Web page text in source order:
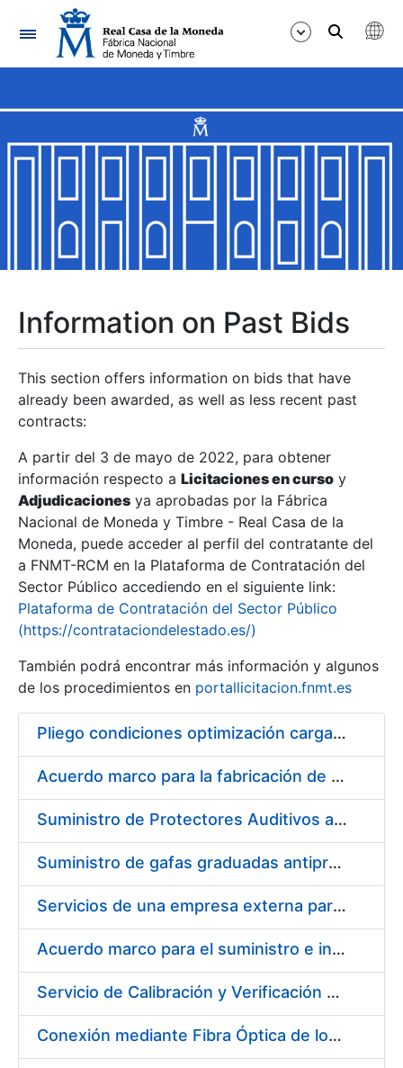
Navigation
Show/Hide
Show/Hide
Show/Hide
Show/Hide
Show/Hide
Show/Hide
Information on Past Bids
This section offers information on bids that have
already been awarded, as well as less recent past
contracts:
A partir del 3 de mayo de 2022, para obtener
información respecto a Licitaciones en curso y
Adjudicaciones ya aprobadas por la Fábrica
Nacional de Moneda y Timbre - Real Casa de la
Moneda, puede acceder al perfil del contratante del
a FNMT-RCM en la Plataforma de Contratación del
Sector Público accediendo en el siguiente link:
Plataforma de Contratación del Sector Público
(https://contrataciondelestado.es/)
También podrá encontrar más información y algunos
de los procedimientos en portallicitacion.fnmt.es
Pliego condiciones optimización cargas compras firmado
Acuerdo marco para la fabricación de piezas
Suministro de Protectores Auditivos a medida para las personas trabajadoras de los Centros de Trabajo de Madrid y Burgos
Suministro de gafas graduadas antiproyecciones para los trabajadores de la FNMT-RCM en los centros de trabajo de Madrid y Burgos
Servicios de una empresa externa para el asesoramiento y resolución de los recursos de alzada que se presentan relacionados con procesos de selección para la FNMT-RCM
Acuerdo marco para el suministro e instalación de persianas, estores y otros complementos
Servicio de Calibración y Verificación Externa de los Equipos de Medición del Servicio de Prevención de la FNMT-RCM
Conexión mediante Fibra Óptica de los Centros de Proceso de Datos (CPDs) de las sedes de la FNMT-RCM de Burgos y Madrid